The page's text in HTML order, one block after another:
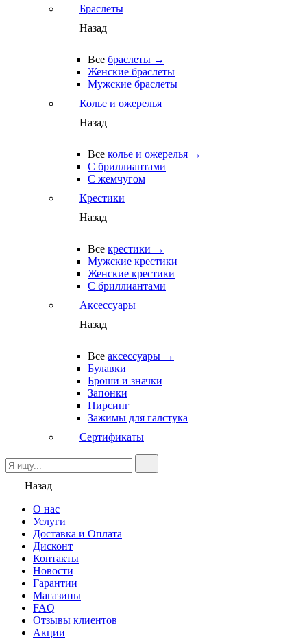
Браслеты
Назад
Все браслеты →
Женские браслеты
Мужские браслеты
Колье и ожерелья
Назад
Все колье и ожерелья →
С бриллиантами
С жемчугом
Крестики
Назад
Все крестики →
Мужские крестики
Женские крестики
С бриллиантами
Аксессуары
Назад
Все аксессуары →
Булавки
Броши и значки
Запонки
Пирсинг
Зажимы для галстука
Сертификаты
Назад
О нас
Услуги
Доставка и Оплата
Дисконт
Контакты
Новости
Гарантии
Магазины
FAQ
Отзывы клиентов
Акции